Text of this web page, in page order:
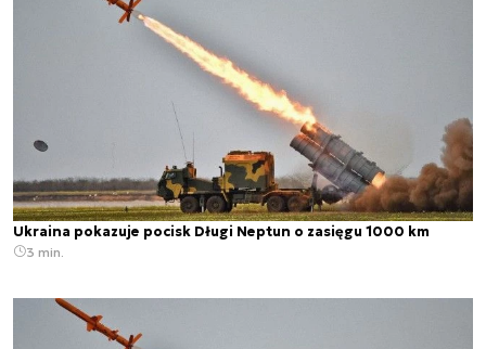
Ukraina pokazuje pocisk Długi Neptun o zasięgu 1000 km
3 min.